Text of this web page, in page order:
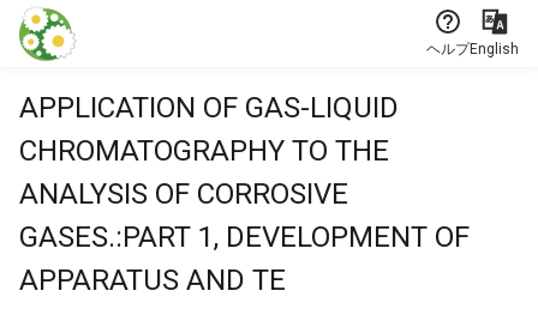
本文に飛ぶ
ヘルプEnglish
APPLICATION OF GAS-LIQUID
CHROMATOGRAPHY TO THE
ANALYSIS OF CORROSIVE
GASES.:PART 1, DEVELOPMENT OF
APPARATUS AND TE